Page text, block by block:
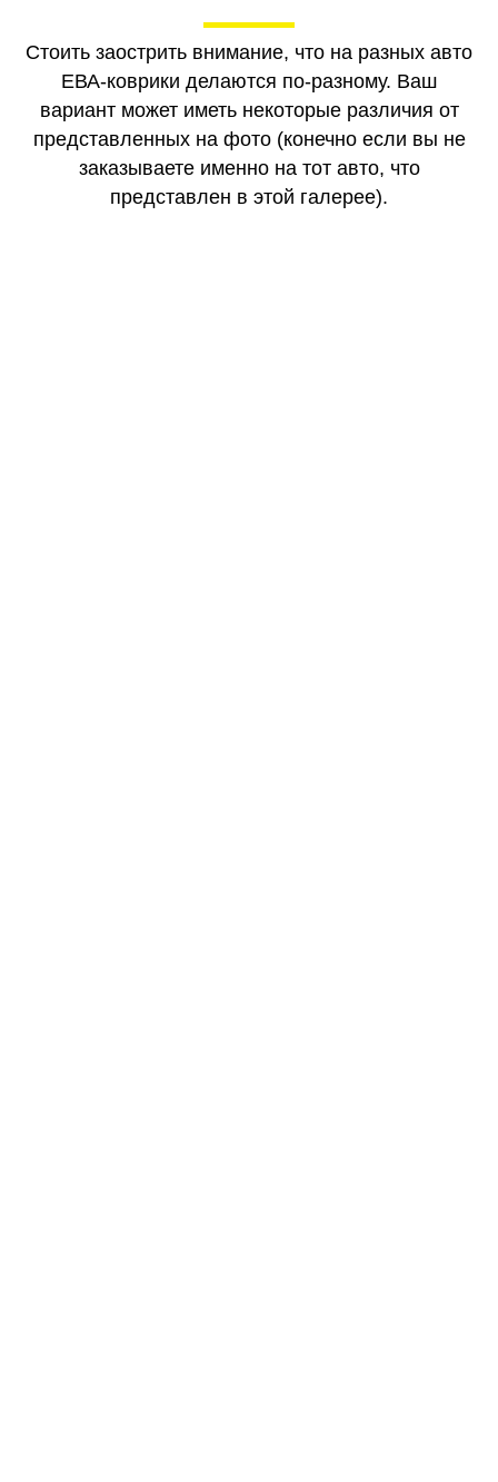
Стоить заострить внимание, что на разных авто
ЕВА-коврики делаются по-разному. Ваш
вариант может иметь некоторые различия от
представленных на фото (конечно если вы не
заказываете именно на тот авто, что
представлен в этой галерее).